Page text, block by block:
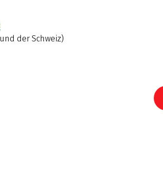
der Schweiz)